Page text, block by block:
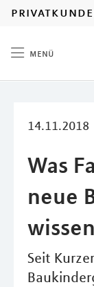
menü
14.11.2018
Was
neue
Seit